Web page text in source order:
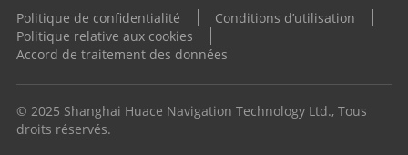
Politique de confidentialité
Conditions d’utilisation
Politique relative aux cookies
Accord de traitement des données
© 2025 Shanghai Huace Navigation Technology Ltd., Tous
droits réservés.